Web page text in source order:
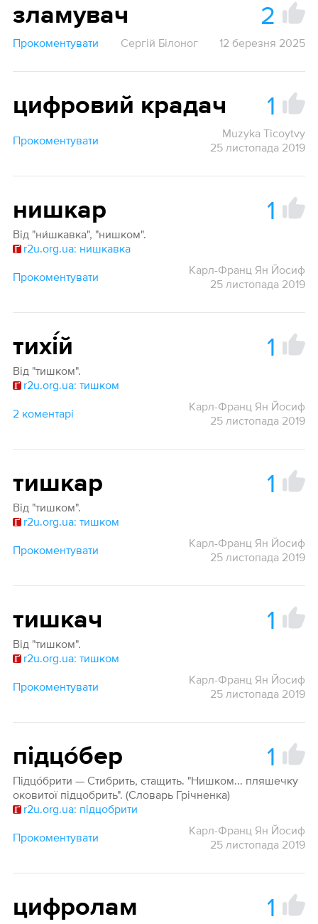
зламувач 2
Прокоментувати Сергій Білоног 12 березня 2025
цифровий крадач 1
Прокоментувати
Muzyka Ticoytvy
25 листопада 2019
нишкар 1
Від "ни́шкавка", "нишком".
r2u.org.ua: нишкавка
Прокоментувати
Карл-Франц Ян Йосиф
25 листопада 2019
тихі́й 1
Від "тишком".
r2u.org.ua: тишком
2 коментарі
Карл-Франц Ян Йосиф
25 листопада 2019
тишкар 1
Від "тишком".
r2u.org.ua: тишком
Прокоментувати
Карл-Франц Ян Йосиф
25 листопада 2019
тишкач 1
Від "тишком".
r2u.org.ua: тишком
Прокоментувати
Карл-Франц Ян Йосиф
25 листопада 2019
підцо́бер 1
Підцо́брити — Стибрить, стащить. "Нишком... пляшечку
оковитої підцобрить". (Словарь Грічненка)
r2u.org.ua: підцобрити
Прокоментувати
Карл-Франц Ян Йосиф
25 листопада 2019
цифролам 1